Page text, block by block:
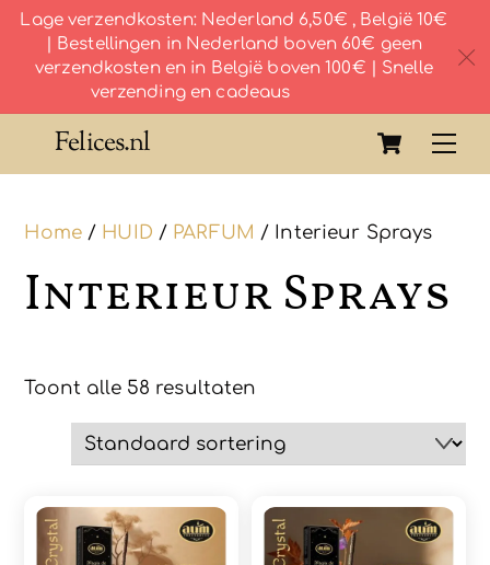
Lage verzendkosten: Nederland 6,50€ , België 10€
| Bestellingen in Nederland boven 60€ geen
verzendkosten en in België boven 100€ | Snelle
verzending en cadeaus
c
Cart
Felices.nl
Home/ HUID / PARFUM / Interieur Sprays
Interieur Sprays
Toont alle 58 resultaten